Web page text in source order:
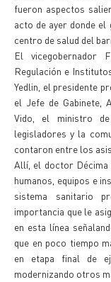
fueron aspectos
acto de ayer donde
centro de salud del
El vicegobernador
Regulación e
Yedlin, el presidente
el Jefe de Gabinete,
Vido, el ministro
legisladores y la
contaron entre los
Allí, el doctor Décima
humanos, equipos e
sistema sanitario
importancia que le
en esta línea
que en poco tiempo
en etapa final de
modernizando otros